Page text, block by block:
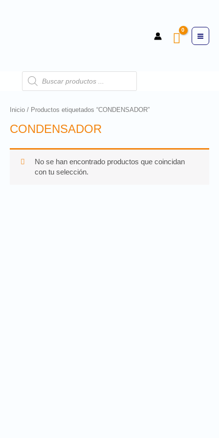
Inicio / Productos etiquetados “CONDENSADOR”
CONDENSADOR
No se han encontrado productos que coincidan
con tu selección.